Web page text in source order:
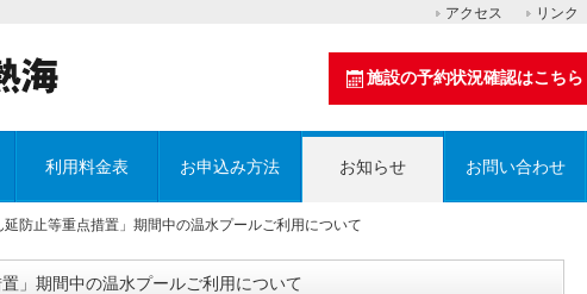
アクセス リンク
施設の予約状況確認はこちら
利用料金表 お申込み方法 お知らせ お問い合わせ
延防止等重点措置」期間中の温水プールご利用について
」期間中の温水プールご利用について